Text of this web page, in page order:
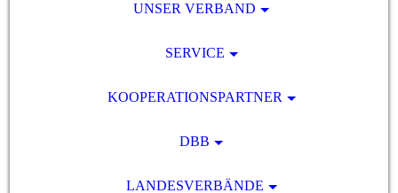
UNSER VERBAND
SERVICE
KOOPERATIONSPARTNER
DBB
LANDESVERBÄNDE